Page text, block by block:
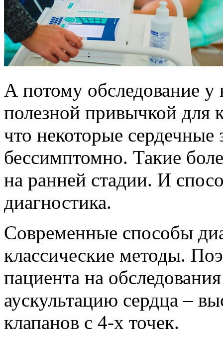
А потому обследование у
полезной привычкой для
что некоторые сердечные
бессимптомно. Такие
на ранней стадии. И
диагностика.
Современные способы
классические методы.
пациента на
аускультацию сердца –
клапанов с 4-х точек.